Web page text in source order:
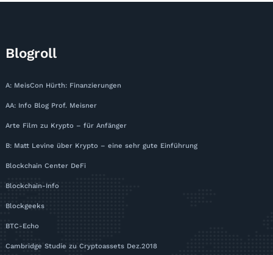
Blogroll
A: MeisCon Hürth: Finanzierungen
AA: Info Blog Prof. Meisner
Arte Film zu Krypto – für Anfänger
B: Matt Levine über Krypto – eine sehr gute Einführung
Blockchain Center DeFi
Blockchain-Info
Blockgeeks
BTC-Echo
Cambridge Studie zu Cryptoassets Dez.2018